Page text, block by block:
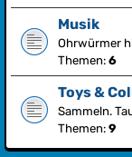
Musik
Ohrwürmer
Themen: 6
Toys &
Sammeln.
Themen: 9